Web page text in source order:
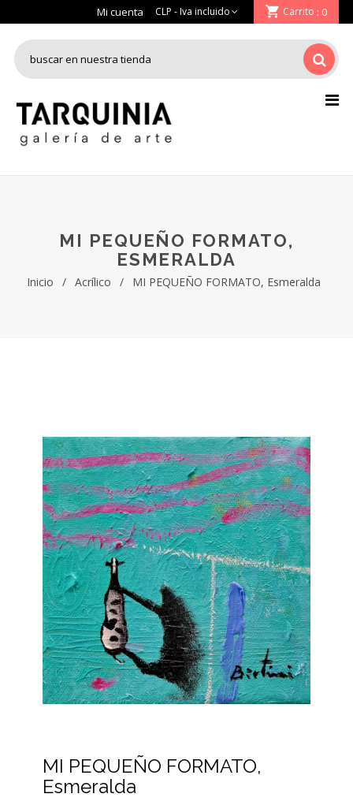
Mi cuenta Carrito : 0
MI PEQUEÑO FORMATO,
ESMERALDA
Inicio / Acrílico / MI PEQUEÑO FORMATO, Esmeralda
MI PEQUEÑO FORMATO,
Esmeralda